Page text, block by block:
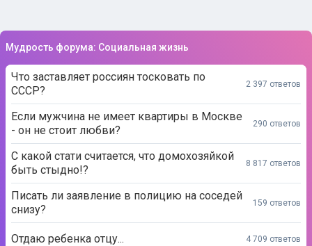
Мудрость форума: Социальная жизнь
Что заставляет россиян тосковать по
СССР?
2 397 ответов
Если мужчина не имеет квартиры в Москве
- он не стоит любви?
290 ответов
С какой стати считается, что домохозяйкой
быть стыдно!?
8 817 ответов
Писать ли заявление в полицию на соседей
снизу?
159 ответов
Отдаю ребенка отцу... 4 709 ответов